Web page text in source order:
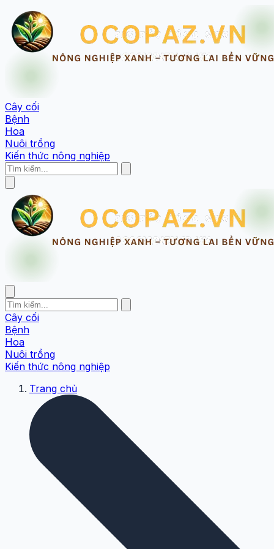
Cây cối
Bệnh
Hoa
Nuôi trồng
Kiến thức nông nghiệp
Cây cối
Bệnh
Hoa
Nuôi trồng
Kiến thức nông nghiệp
Trang chủ